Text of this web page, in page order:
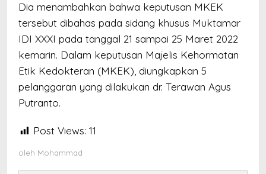
Dia menambahkan bahwa keputusan MKEK
tersebut dibahas pada sidang khusus Muktamar
IDI XXXI pada tanggal 21 sampai 25 Maret 2022
kemarin. Dalam keputusan Majelis Kehormatan
Etik Kedokteran (MKEK), diungkapkan 5
pelanggaran yang dilakukan dr. Terawan Agus
Putranto.
Post Views: 11
oleh Mohammad